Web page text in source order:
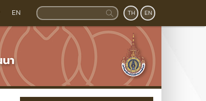
EN TH EN